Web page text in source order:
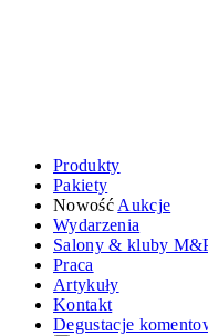
Produkty
Pakiety
Nowość Aukcje
Wydarzenia
Salony & kluby
Praca
Artykuły
Kontakt
Degustacje